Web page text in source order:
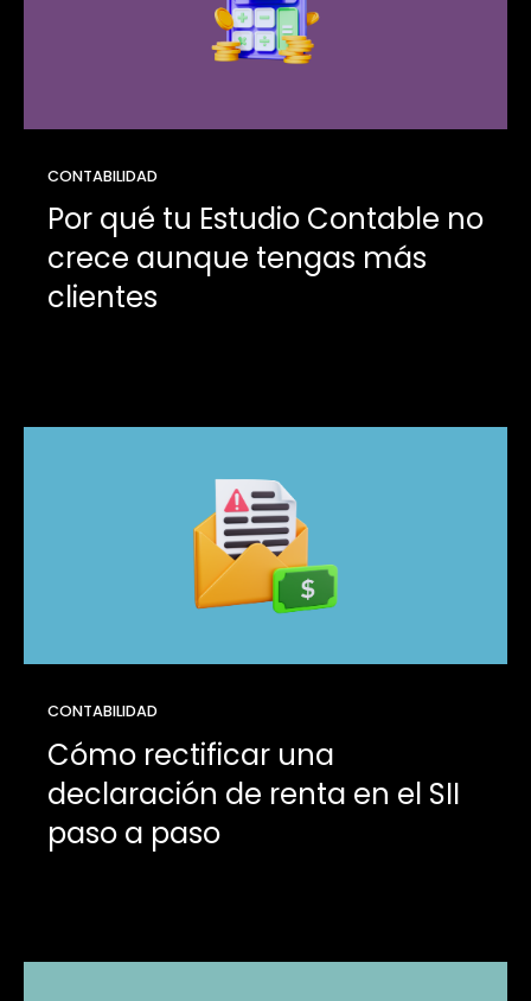
CONTABILIDAD
Por qué tu Estudio Contable no
crece aunque tengas más
clientes
CONTABILIDAD
Cómo rectificar una
declaración de renta en el SII
paso a paso